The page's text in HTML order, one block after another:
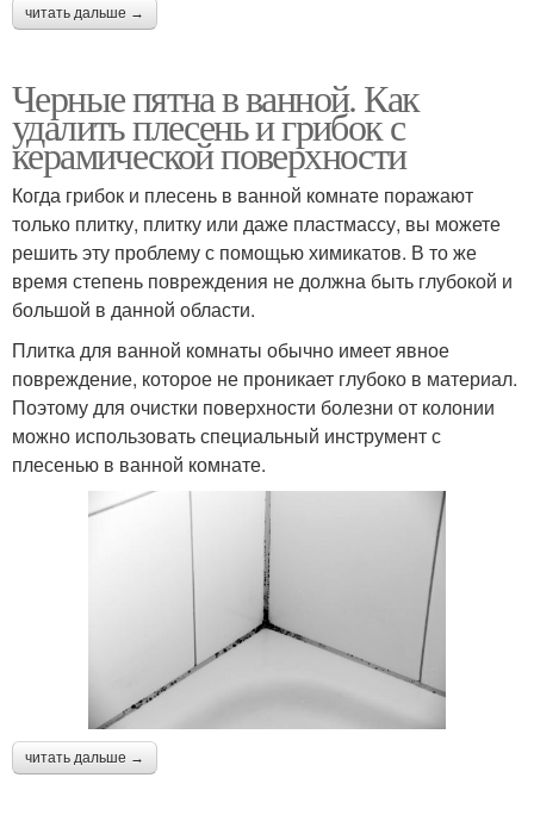
читать дальше →
Черные пятна в ванной. Как
удалить плесень и грибок с
керамической поверхности
Когда грибок и плесень в ванной комнате поражают
только плитку, плитку или даже пластмассу, вы можете
решить эту проблему с помощью химикатов. В то же
время степень повреждения не должна быть глубокой и
большой в данной области.
Плитка для ванной комнаты обычно имеет явное
повреждение, которое не проникает глубоко в материал.
Поэтому для очистки поверхности болезни от колонии
можно использовать специальный инструмент с
плесенью в ванной комнате.
читать дальше →